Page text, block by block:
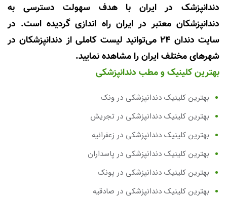
دندانپزشک در ایران با هدف سهولت دسترسی به
دندانپزشکان معتبر در ایران راه اندازی گردیده است. در
سایت دندان 24 می‌توانید لیست کاملی از دندانپزشکان در
شهرهای مختلف ایران را مشاهده نمایید.
بهترین کلینیک و مطب دندانپزشکی
بهترین کلینیک دندانپزشکی در ونک
بهترین کلینیک دندانپزشکی در تجریش
بهترین کلینیک دندانپزشکی در زعفرانیه
بهترین کلینیک دندانپزشکی در پاسداران
بهترین کلینیک دندانپزشکی در پونک
بهترین کلینیک دندانپزشکی در صادقیه